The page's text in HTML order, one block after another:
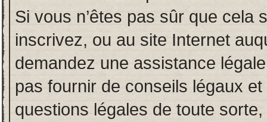
Si vous n’êtes pas sûr que cela
inscrivez, ou au site Internet
demandez une assistance
pas fournir de conseils légaux
questions légales de toute